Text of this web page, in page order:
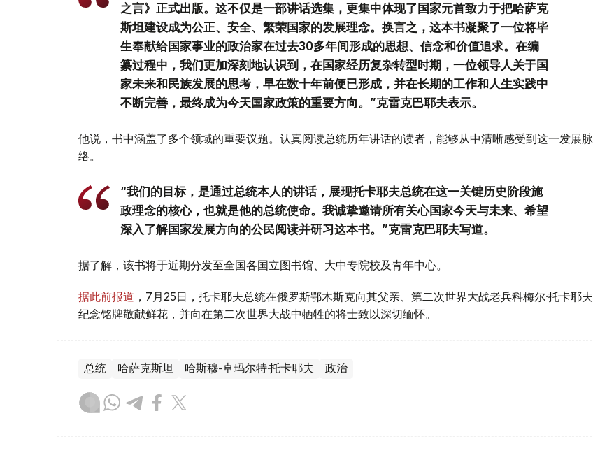
之言》正式出版。这不仅是一部讲话选集，更集中体现了国家元首致力于把哈萨克
斯坦建设成为公正、安全、繁荣国家的发展理念。换言之，这本书凝聚了一位将毕
生奉献给国家事业的政治家在过去30多年间形成的思想、信念和价值追求。在编
纂过程中，我们更加深刻地认识到，在国家经历复杂转型时期，一位领导人关于国
家未来和民族发展的思考，早在数十年前便已形成，并在长期的工作和人生实践中
不断完善，最终成为今天国家政策的重要方向。”克雷克巴耶夫表示。
他说，书中涵盖了多个领域的重要议题。认真阅读总统历年讲话的读者，能够从中清晰感受到这一发展脉
络。
“我们的目标，是通过总统本人的讲话，展现托卡耶夫总统在这一关键历史阶段施
政理念的核心，也就是他的总统使命。我诚挚邀请所有关心国家今天与未来、希望
深入了解国家发展方向的公民阅读并研习这本书。”克雷克巴耶夫写道。
据了解，该书将于近期分发至全国各国立图书馆、大中专院校及青年中心。
据此前报道 ，7月25日，托卡耶夫总统在俄罗斯鄂木斯克向其父亲、第二次世界大战老兵科梅尔·托卡耶夫
纪念铭牌敬献鲜花，并向在第二次世界大战中牺牲的将士致以深切缅怀。
总统 哈萨克斯坦 哈斯穆-卓玛尔特·托卡耶夫 政治